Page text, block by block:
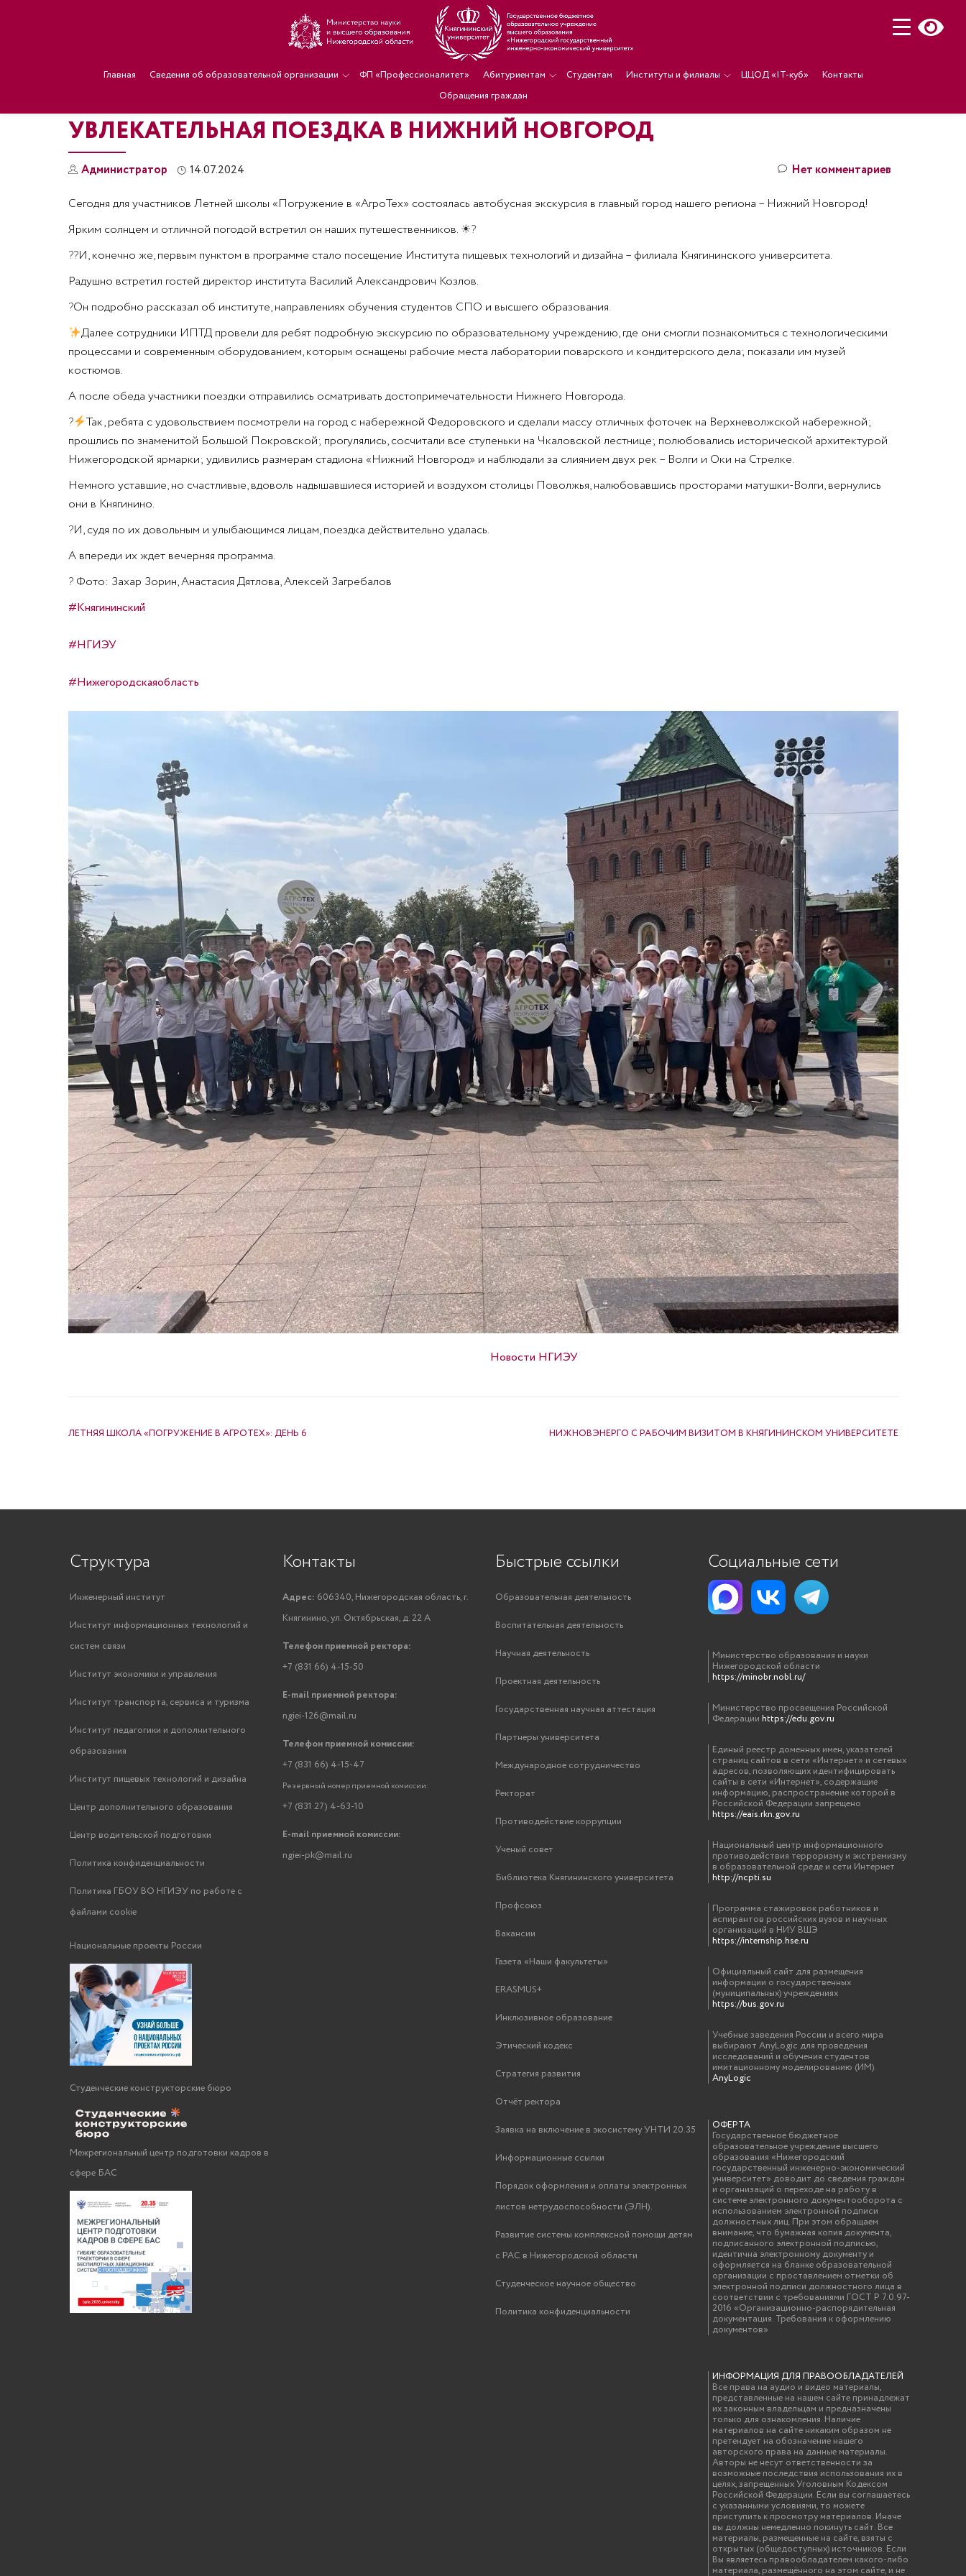
Главная Сведения об образовательной организации ФП «Профессионалитет» Абитуриентам Студентам Институты и филиалы ЦЦОД «IT-куб»
Контакты
Обращения граждан
УВЛЕКАТЕЛЬНАЯ ПОЕЗДКА В НИЖНИЙ НОВГОРОД
Администратор 14.07.2024 Нет комментариев
Сегодня для участников Летней школы «Погружение в «АгроТех» состоялась автобусная экскурсия в главный город нашего региона – Нижний Новгород!
Ярким солнцем и отличной погодой встретил он наших путешественников. ☀?
??И, конечно же, первым пунктом в программе стало посещение Института пищевых технологий и дизайна – филиала Княгининского университета.
Радушно встретил гостей директор института Василий Александрович Козлов.
?Он подробно рассказал об институте, направлениях обучения студентов СПО и высшего образования.
Далее сотрудники ИПТД провели для ребят подробную экскурсию по образовательному учреждению, где они смогли познакомиться с технологическими
процессами и современным оборудованием, которым оснащены рабочие места лаборатории поварского и кондитерского дела; показали им музей
костюмов.
А после обеда участники поездки отправились осматривать достопримечательности Нижнего Новгорода.
?
Так, ребята с удовольствием посмотрели на город с набережной Федоровского и сделали массу отличных фоточек на Верхневолжской набережной;
прошлись по знаменитой Большой Покровской; прогулялись, сосчитали все ступеньки на Чкаловской лестнице; полюбовались исторической архитектурой
Нижегородской ярмарки; удивились размерам стадиона «Нижний Новгород» и наблюдали за слиянием двух рек – Волги и Оки на Стрелке.
Немного уставшие, но счастливые, вдоволь надышавшиеся историей и воздухом столицы Поволжья, налюбовавшись просторами матушки-Волги, вернулись
они в Княгинино.
?И, судя по их довольным и улыбающимся лицам, поездка действительно удалась.
А впереди их ждет вечерняя программа.
?Фото: Захар Зорин, Анастасия Дятлова, Алексей Загребалов
#Княгининский
#НГИЭУ
#Нижегородскаяобласть
Новости НГИЭУ
ЛЕТНЯЯ ШКОЛА «ПОГРУЖЕНИЕ В АГРОТЕХ»: ДЕНЬ 6 НИЖНОВЭНЕРГО С РАБОЧИМ ВИЗИТОМ В КНЯГИНИНСКОМ УНИВЕРСИТЕТЕ
Структура
Инженерный институт
Институт информационных технологий и
систем связи
Институт экономики и управления
Институт транспорта, сервиса и туризма
Институт педагогики и дополнительного
образования
Институт пищевых технологий и дизайна
Центр дополнительного образования
Центр водительской подготовки
Политика конфиденциальности
Политика ГБОУ ВО НГИЭУ по работе с
файлами cookie
Национальные проекты России
Студенческие конструкторские бюро
Межрегиональный центр подготовки кадров в
сфере БАС
Контакты
Адрес: 606340, Нижегородская область, г.
Княгинино, ул. Октябрьская, д. 22 А
Телефон приемной ректора:
+7 (831 66) 4-15-50
E-mail приемной ректора:
ngiei-126@mail.ru
Телефон приемной комиссии:
+7 (831 66) 4-15-47
Резервный номер приемной комиссии:
+7 (831 27) 4-63-10
E-mail приемной комиссии:
ngiei-pk@mail.ru
Быстрые ссылки
Образовательная деятельность
Воспитательная деятельность
Научная деятельность
Проектная деятельность
Государственная научная аттестация
Партнеры университета
Международное сотрудничество
Ректорат
Противодействие коррупции
Ученый совет
Библиотека Княгининского университета
Профсоюз
Вакансии
Газета «Наши факультеты»
ERASMUS+
Инклюзивное образование
Этический кодекс
Стратегия развития
Отчёт ректора
Заявка на включение в экосистему УНТИ 20.35
Информационные ссылки
Порядок оформления и оплаты электронных
листов нетрудоспособности (ЭЛН).
Развитие системы комплексной помощи детям
с РАС в Нижегородской области
Студенческое научное общество
Политика конфиденциальности
Социальные сети
Министерство образования и науки
Нижегородской области
https://minobr.nobl.ru/
Министерство просвещения Российской
Федерации https://edu.gov.ru
Единый реестр доменных имен, указателей
страниц сайтов в сети «Интернет» и сетевых
адресов, позволяющих идентифицировать
сайты в сети «Интернет», содержащие
информацию, распространение которой в
Российской Федерации запрещено
https://eais.rkn.gov.ru
Национальный центр информационного
противодействия терроризму и экстремизму
в образовательной среде и сети Интернет
http://ncpti.su
Программа стажировок работников и
аспирантов российских вузов и научных
организаций в НИУ ВШЭ
https://internship.hse.ru
Официальный сайт для размещения
информации о государственных
(муниципальных) учреждениях
https://bus.gov.ru
Учебные заведения России и всего мира
выбирают AnyLogic для проведения
исследований и обучения студентов
имитационному моделированию (ИМ).
AnyLogic
ОФЕРТА
Государственное бюджетное
образовательное учреждение высшего
образования «Нижегородский
государственный инженерно-экономический
университет» доводит до сведения граждан
и организаций о переходе на работу в
системе электронного документооборота с
использованием электронной подписи
должностных лиц. При этом обращаем
внимание, что бумажная копия документа,
подписанного электронной подписью,
идентична электронному документу и
оформляется на бланке образовательной
организации с проставлением отметки об
электронной подписи должностного лица в
соответствии с требованиями ГОСТ Р 7.0.97-
2016 «Организационно-распорядительная
документация. Требования к оформлению
документов»
ИНФОРМАЦИЯ ДЛЯ ПРАВООБЛАДАТЕЛЕЙ
Все права на аудио и видео материалы,
представленные на нашем сайте принадлежат
их законным владельцам и предназначены
только для ознакомления. Наличие
материалов на сайте никаким образом не
претендует на обозначение нашего
авторского права на данные материалы.
Авторы не несут ответственности за
возможные последствия использования их в
целях, запрещенных Уголовным Кодексом
Российской Федерации. Если вы соглашаетесь
с указанными условиями, то можете
приступить к просмотру материалов. Иначе
вы должны немедленно покинуть сайт. Все
материалы, размещенные на сайте, взяты с
открытых (общедоступных) источников. Если
Вы являетесь правообладателем какого-либо
материала, размещённого на этом сайте, и не